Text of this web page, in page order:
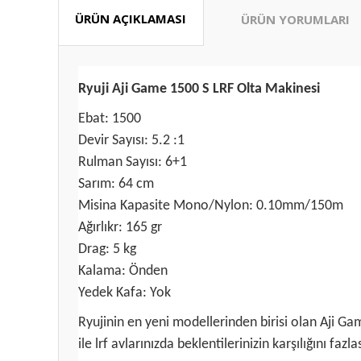
ÜRÜN AÇIKLAMASI ÜRÜN YORUMLARI
Ryuji Aji Game 1500 S LRF Olta Makinesi
Ebat: 1500
Devir Sayısı: 5.2 :1
Rulman Sayısı: 6+1
Sarım: 64 cm
Misina Kapasite Mono/Nylon: 0.10mm/150m
Ağırlıkr: 165 gr
Drag: 5 kg
Kalama: Önden
Yedek Kafa: Yok
Ryujinin en yeni modellerinden birisi olan Aji
ile lrf avlarınızda beklentilerinizin karşılığını